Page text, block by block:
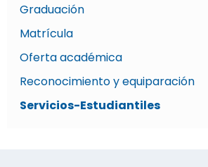
Graduación
Matrícula
Oferta académica
Reconocimiento y equiparación
Servicios-Estudiantiles